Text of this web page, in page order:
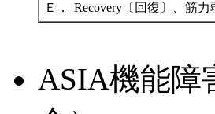
Ｅ．
Recovery〔回復〕、筋
ASIA機能障